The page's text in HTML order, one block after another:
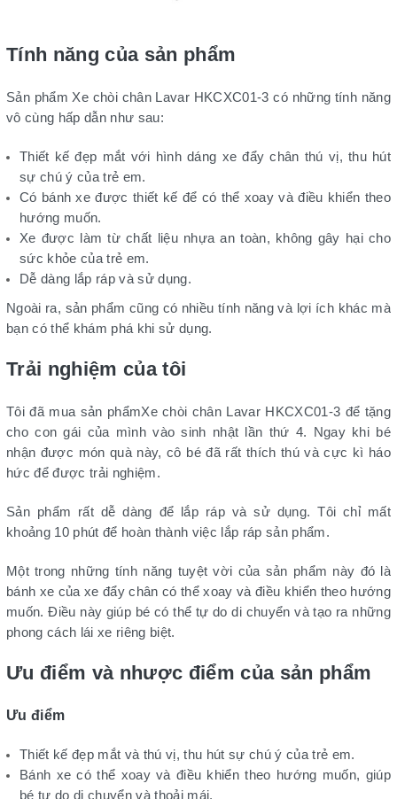
Tính năng của sản phẩm
Sản phẩm Xe chòi chân Lavar HKCXC01-3 có những tính năng
vô cùng hấp dẫn như sau:
Thiết kế đẹp mắt với hình dáng xe đẩy chân thú vị, thu hút
sự chú ý của trẻ em.
Có bánh xe được thiết kế để có thể xoay và điều khiển theo
hướng muốn.
Xe được làm từ chất liệu nhựa an toàn, không gây hại cho
sức khỏe của trẻ em.
Dễ dàng lắp ráp và sử dụng.
Ngoài ra, sản phẩm cũng có nhiều tính năng và lợi ích khác mà
bạn có thể khám phá khi sử dụng.
Trải nghiệm của tôi
Tôi đã mua sản phẩmXe chòi chân Lavar HKCXC01-3 để tặng
cho con gái của mình vào sinh nhật lần thứ 4. Ngay khi bé
nhận được món quà này, cô bé đã rất thích thú và cực kì háo
hức để được trải nghiệm.
Sản phẩm rất dễ dàng để lắp ráp và sử dụng. Tôi chỉ mất
khoảng 10 phút để hoàn thành việc lắp ráp sản phẩm.
Một trong những tính năng tuyệt vời của sản phẩm này đó là
bánh xe của xe đẩy chân có thể xoay và điều khiển theo hướng
muốn. Điều này giúp bé có thể tự do di chuyển và tạo ra những
phong cách lái xe riêng biệt.
Ưu điểm và nhược điểm của sản phẩm
Ưu điểm
Thiết kế đẹp mắt và thú vị, thu hút sự chú ý của trẻ em.
Bánh xe có thể xoay và điều khiển theo hướng muốn, giúp
bé tự do di chuyển và thoải mái.